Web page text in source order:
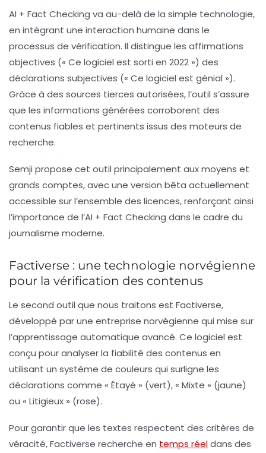
AI + Fact Checking va au-delà de la simple technologie,
en intégrant une interaction humaine dans le
processus de vérification. Il distingue les affirmations
objectives (« Ce logiciel est sorti en 2022 ») des
déclarations subjectives (« Ce logiciel est génial »).
Grâce à des sources tierces autorisées, l’outil s’assure
que les informations générées corroborent des
contenus fiables et pertinents issus des moteurs de
recherche.
Semji propose cet outil principalement auxmoyens et
grands comptes, avec une version bêta actuellement
accessible sur l’ensemble des licences, renforçant ainsi
l’importance de l’AI + Fact Checking dans le cadre du
journalisme moderne.
Factiverse : une technologie norvégienne
pour la vérification des contenus
Le second outil que nous traitons est Factiverse,
développé par une entreprise norvégienne qui mise sur
l’apprentissage automatique avancé. Ce logiciel est
conçu pour analyser la fiabilité des contenus en
utilisant un système de couleurs qui surligne les
déclarations comme « Étayé » (vert), « Mixte » (jaune)
ou « Litigieux » (rose).
Pour garantir que les textes respectent des critères de
véracité, Factiverse recherche en temps réeldans des